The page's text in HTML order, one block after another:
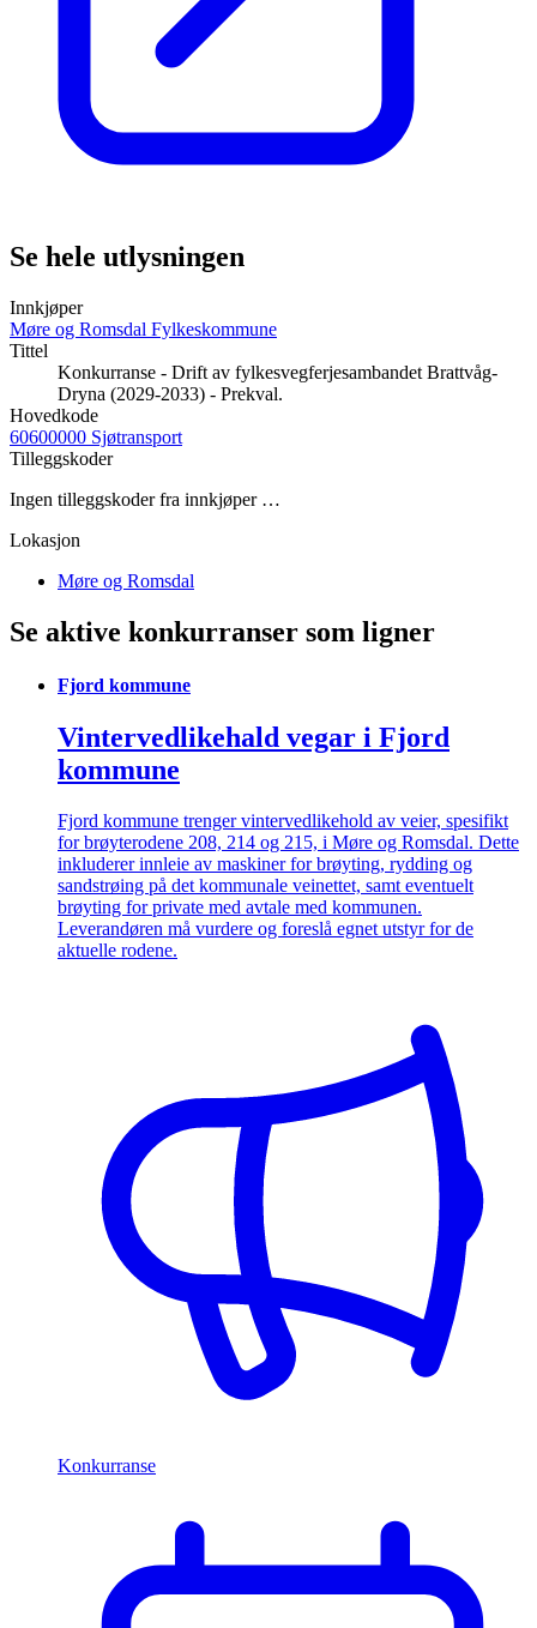
Se hele utlysningen
Innkjøper
Møre og Romsdal Fylkeskommune
Tittel
Konkurranse - Drift av fylkesvegferjesambandet Brattvåg-
Dryna (2029-2033) - Prekval.
Hovedkode
60600000 Sjøtransport
Tilleggskoder
Ingen tilleggskoder fra innkjøper …
Lokasjon
Møre og Romsdal
Se aktive konkurranser som ligner
Fjord kommune
Vintervedlikehald vegar i Fjord
kommune
Fjord kommune trenger vintervedlikehold av veier, spesifikt
for brøyterodene 208, 214 og 215, i Møre og Romsdal. Dette
inkluderer innleie av maskiner for brøyting, rydding og
sandstrøing på det kommunale veinettet, samt eventuelt
brøyting for private med avtale med kommunen.
Leverandøren må vurdere og foreslå egnet utstyr for de
aktuelle rodene.
Konkurranse